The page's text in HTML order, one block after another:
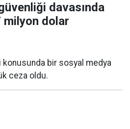
davasında
milyon dolar
konusunda bir sosyal medya
ceza oldu.